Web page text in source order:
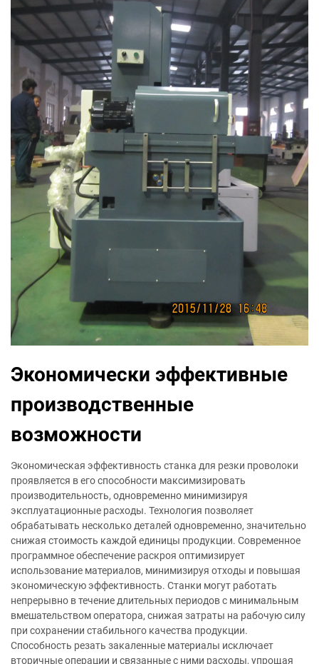
Экономически эффективные
производственные
возможности
Экономическая эффективность станка для резки проволоки
проявляется в его способности максимизировать
производительность, одновременно минимизируя
эксплуатационные расходы. Технология позволяет
обрабатывать несколько деталей одновременно, значительно
снижая стоимость каждой единицы продукции. Современное
программное обеспечение раскроя оптимизирует
использование материалов, минимизируя отходы и повышая
экономическую эффективность. Станки могут работать
непрерывно в течение длительных периодов с минимальным
вмешательством оператора, снижая затраты на рабочую силу
при сохранении стабильного качества продукции.
Способность резать закаленные материалы исключает
вторичные операции и связанные с ними расходы, упрощая